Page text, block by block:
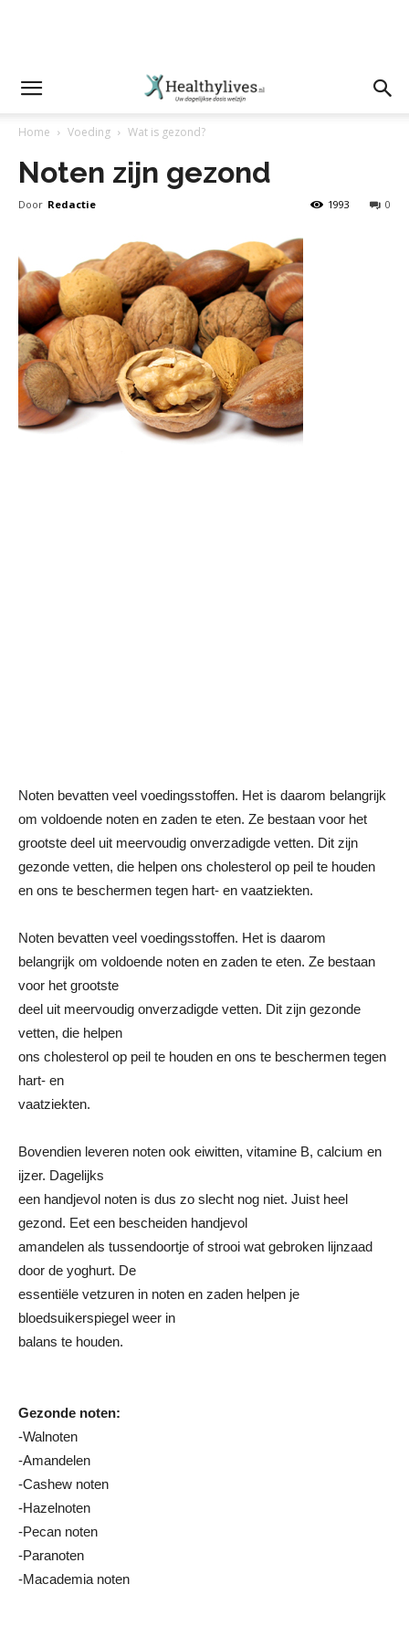
Home Voeding Wat is gezond?
Noten zijn gezond
Door Redactie 0
1993
Noten bevatten veel voedingsstoffen. Het is daarom belangrijk
om voldoende noten en zaden te eten. Ze bestaan voor het
grootste deel uit meervoudig onverzadigde vetten. Dit zijn
gezonde vetten, die helpen ons cholesterol op peil te houden
en ons te beschermen tegen hart- en vaatziekten.
Noten bevatten veel voedingsstoffen. Het is daarom
belangrijk om voldoende noten en zaden te eten. Ze bestaan
voor het grootste
deel uit meervoudig onverzadigde vetten. Dit zijn gezonde
vetten, die helpen
ons cholesterol op peil te houden en ons te beschermen tegen
hart- en
vaatziekten.
Bovendien leveren noten ook eiwitten, vitamine B, calcium en
ijzer. Dagelijks
een handjevol noten is dus zo slecht nog niet. Juist heel
gezond. Eet een bescheiden handjevol
amandelen als tussendoortje of strooi wat gebroken lijnzaad
door de yoghurt. De
essentiële vetzuren in noten en zaden helpen je
bloedsuikerspiegel weer in
balans te houden.
Gezonde noten:
-Walnoten
-Amandelen
-Cashew noten
-Hazelnoten
-Pecan noten
-Paranoten
-Macademia noten